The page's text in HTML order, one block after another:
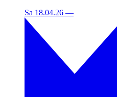
Sa 18.04.26 —